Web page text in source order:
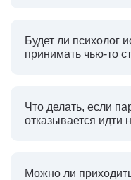
Будет ли психолог
принимать чью-то
Что делать, если
отказывается идти
Можно ли